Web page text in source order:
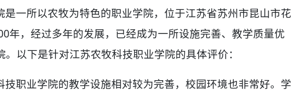
是一所以农牧为特色的职业学院，位于江苏省苏州市昆山市花
年，经过多年的发展，已经成为一所设施完善、教学质量优
以下是针对江苏农牧科技职业学院的具体评价：
技职业学院的教学设施相对较为完善，校园环境也非常好。学